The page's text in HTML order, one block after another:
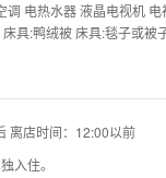
电热水器 液晶电视机
具:鸭绒被 床具:毯子或
离店时间：12:00以前
入住。